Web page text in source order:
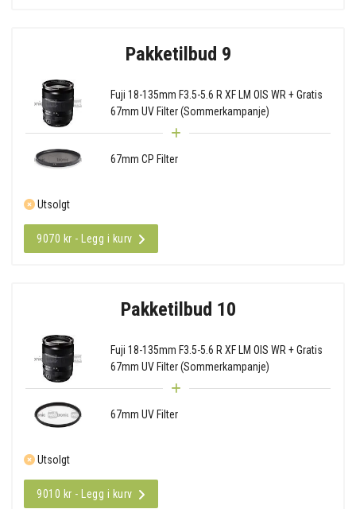
Pakketilbud 9
Fuji 18-135mm F3.5-5.6 R XF LM OIS WR + Gratis
67mm UV Filter (Sommerkampanje)
67mm CP Filter
Utsolgt
9070 kr - Legg i kurv
Pakketilbud 10
Fuji 18-135mm F3.5-5.6 R XF LM OIS WR + Gratis
67mm UV Filter (Sommerkampanje)
67mm UV Filter
Utsolgt
9010 kr - Legg i kurv